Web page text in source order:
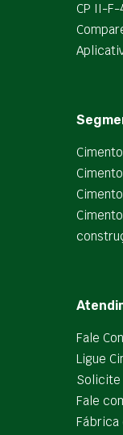
CP II-F-
Fale
Ligue
Solicite
Fale
Fábrica